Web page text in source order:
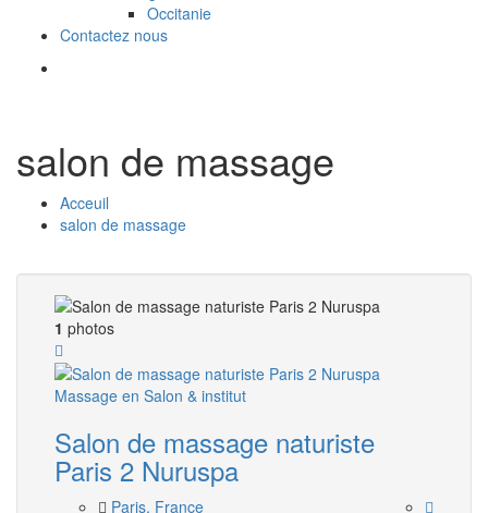
Occitanie
Contactez nous
salon de massage
Acceuil
salon de massage
1 photos
Massage en Salon & institut
Salon de massage naturiste
Paris 2 Nuruspa
Paris, France